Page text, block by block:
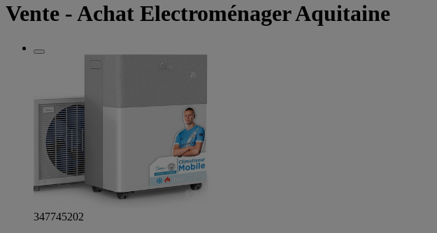
Vente - Achat Electroménager Aquitaine
347745202